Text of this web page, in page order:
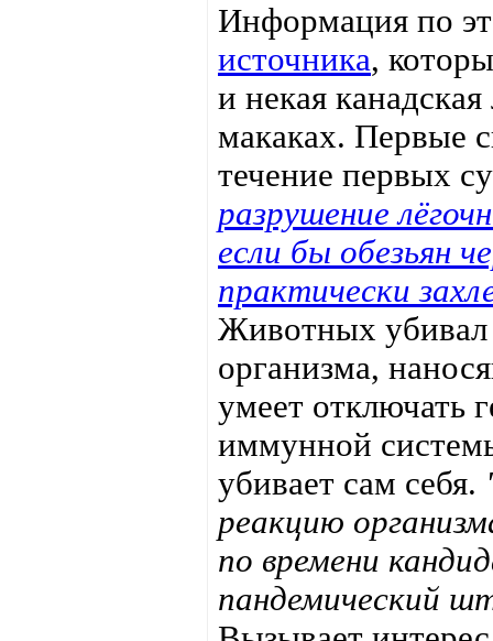
Информация по
источника,
и некая
макаках. Первые
течение первых
разрушение
если бы обезьян
практически
Животных убивал
организма,
умеет отключать
иммунной
убивает сам себя.
реакцию
по времени
пандемический